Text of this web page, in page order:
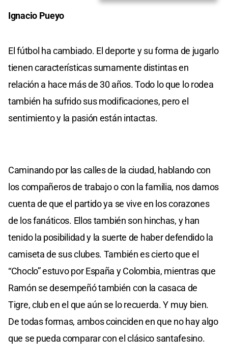
Ignacio Pueyo
El fútbol ha cambiado. El deporte y su forma de jugarlo
tienen características sumamente distintas en
relación a hace más de 30 años. Todo lo que lo rodea
también ha sufrido sus modificaciones, pero el
sentimiento y la pasión están intactas.
Caminando por las calles de la ciudad, hablando con
los compañeros de trabajo o con la familia, nos damos
cuenta de que el partido ya se vive en los corazones
de los fanáticos. Ellos también son hinchas, y han
tenido la posibilidad y la suerte de haber defendido la
camiseta de sus clubes. También es cierto que el
“Choclo” estuvo por España y Colombia, mientras que
Ramón se desempeñó también con la casaca de
Tigre, club en el que aún se lo recuerda. Y muy bien.
De todas formas, ambos coinciden en que no hay algo
que se pueda comparar con el clásico santafesino.